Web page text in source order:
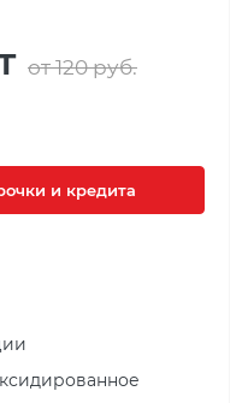
от 120руб.
и кредита